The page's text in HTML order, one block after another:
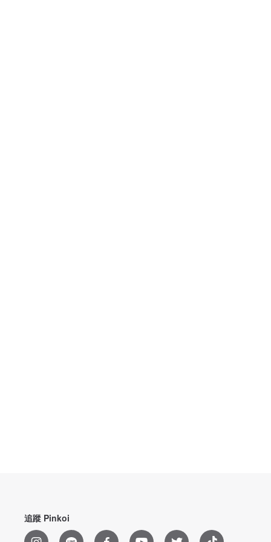
追蹤 Pinkoi